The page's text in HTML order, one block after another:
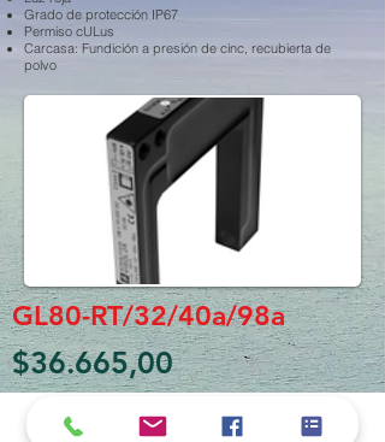
Grado de protección IP67
Permiso cULus
Carcasa: Fundición a presión de cinc, recubierta de
polvo
GL80-RT/32/40a/98a
$36.665,00